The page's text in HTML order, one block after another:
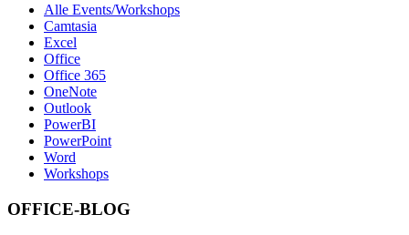
Alle Events/Workshops
Camtasia
Excel
Office
Office 365
OneNote
Outlook
PowerBI
PowerPoint
Word
Workshops
OFFICE-BLOG